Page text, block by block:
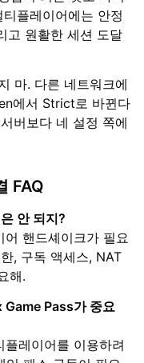
플레이어에는 안정
고 원활한 세션 도달
마. 다른 네트워크에
에서 Strict로 바뀐다
버보다 네 설정 쪽에
FAQ
안 되지?
핸드셰이크가 필요
, 구독 액세스, NAT
해.
Game Pass가 중요
레이어를 이용하려